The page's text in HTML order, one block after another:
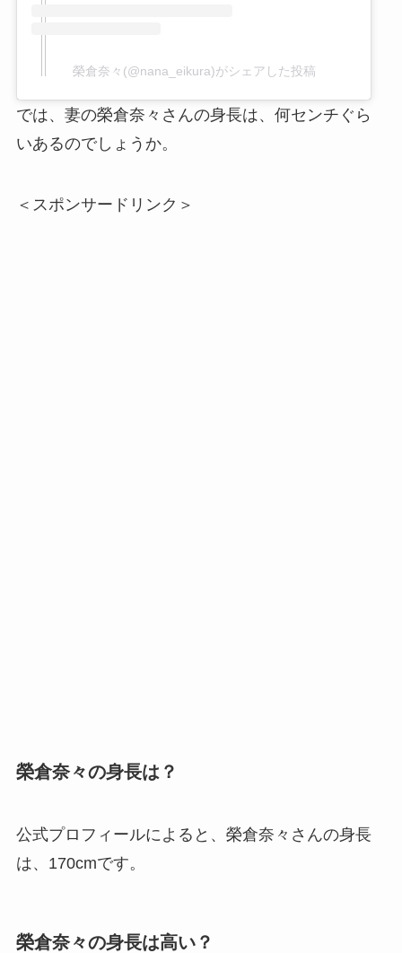
榮倉奈々(@nana_eikura)がシェアした投稿
では、妻の榮倉奈々さんの身長は、何センチぐら
いあるのでしょうか。
＜スポンサードリンク＞
榮倉奈々の身長は？
公式プロフィールによると、榮倉奈々さんの身長
は、170cmです。
榮倉奈々の身長は高い？